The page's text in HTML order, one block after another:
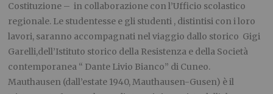
Costituzione – in collaborazione con l’Ufficio scolastico
regionale. Le studentesse e gli studenti , distintisi con i loro
lavori, saranno accompagnati nel viaggio dallo storico Gigi
Garelli,dell’Istituto storico della Resistenza e della Società
contemporanea “ Dante Livio Bianco” di Cuneo.
Mauthausen (dall’estate 1940, Mauthausen-Gusen) è il